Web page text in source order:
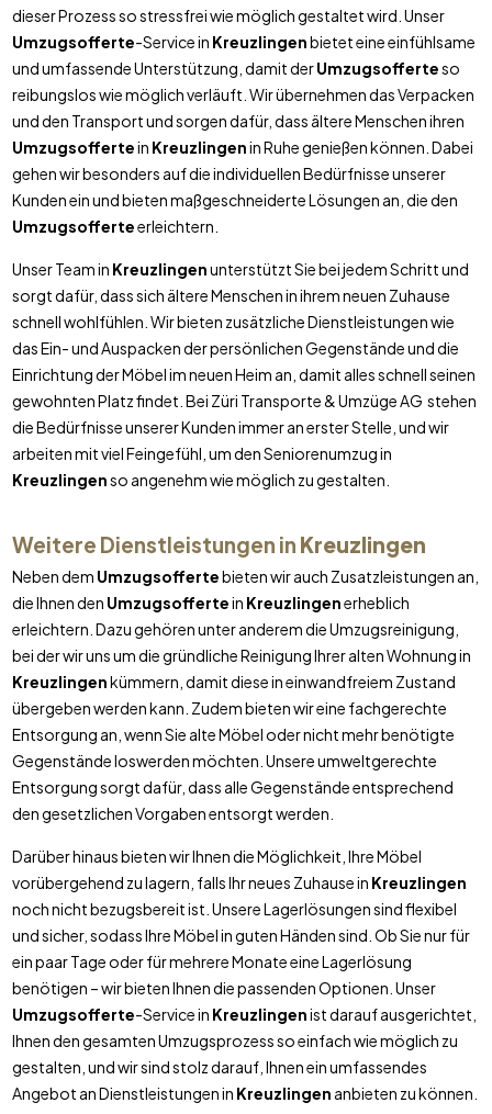
dieser Prozess so stressfrei wie möglich gestaltet wird. Unser
Umzugsofferte-Service in Kreuzlingenbietet eine einfühlsame
und umfassende Unterstützung, damit derUmzugsofferteso
reibungslos wie möglich verläuft. Wir übernehmen das Verpacken
und den Transport und sorgen dafür, dass ältere Menschen ihren
Umzugsoffertein Kreuzlingenin Ruhe genießen können. Dabei
gehen wir besonders auf die individuellen Bedürfnisse unserer
Kunden ein und bieten maßgeschneiderte Lösungen an, die den
Umzugsofferteerleichtern.
Unser Team in Kreuzlingenunterstützt Sie bei jedem Schritt und
sorgt dafür, dass sich ältere Menschen in ihrem neuen Zuhause
schnell wohlfühlen. Wir bieten zusätzliche Dienstleistungen wie
das Ein- und Auspacken der persönlichen Gegenstände und die
Einrichtung der Möbel im neuen Heim an, damit alles schnell seinen
gewohnten Platz findet. Bei Züri Transporte & Umzüge AG stehen
die Bedürfnisse unserer Kunden immer an erster Stelle, und wir
arbeiten mit viel Feingefühl, um den Seniorenumzug in
Kreuzlingenso angenehm wie möglich zu gestalten.
Weitere Dienstleistungen in Kreuzlingen
Neben dem Umzugsoffertebieten wir auch Zusatzleistungen an,
die Ihnen den Umzugsoffertein Kreuzlingenerheblich
erleichtern. Dazu gehören unter anderem die Umzugsreinigung,
bei der wir uns um die gründliche Reinigung Ihrer alten Wohnung in
Kreuzlingenkümmern, damit diese in einwandfreiem Zustand
übergeben werden kann. Zudem bieten wir eine fachgerechte
Entsorgung an, wenn Sie alte Möbel oder nicht mehr benötigte
Gegenstände loswerden möchten. Unsere umweltgerechte
Entsorgung sorgt dafür, dass alle Gegenstände entsprechend
den gesetzlichen Vorgaben entsorgt werden.
Darüber hinaus bieten wir Ihnen die Möglichkeit, Ihre Möbel
vorübergehend zu lagern, falls Ihr neues Zuhause in Kreuzlingen
noch nicht bezugsbereit ist. Unsere Lagerlösungen sind flexibel
und sicher, sodass Ihre Möbel in guten Händen sind. Ob Sie nur für
ein paar Tage oder für mehrere Monate eine Lagerlösung
benötigen – wir bieten Ihnen die passenden Optionen. Unser
Umzugsofferte-Service in Kreuzlingenist darauf ausgerichtet,
Ihnen den gesamten Umzugsprozess so einfach wie möglich zu
gestalten, und wir sind stolz darauf, Ihnen ein umfassendes
Angebot an Dienstleistungen in Kreuzlingen anbieten zu können.